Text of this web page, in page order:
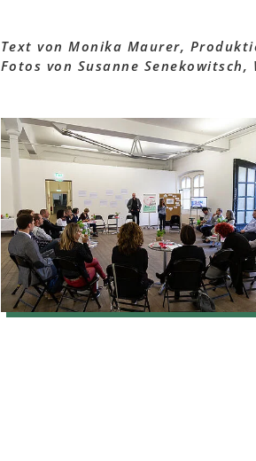
Text von Monika Maurer,
Fotos von Susanne